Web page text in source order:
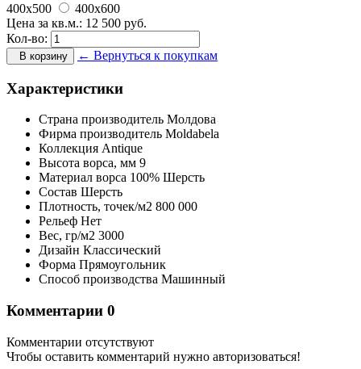
400x500
400x600
Цена за кв.м.: 12 500 руб.
Кол-во:
В корзину ← Вернуться к покупкам
Характеристики
Страна производитель Молдова
Фирма производитель Moldabela
Коллекция Antique
Высота ворса, мм 9
Материал ворса 100% Шерсть
Состав Шерсть
Плотность, точек/м2 800 000
Рельеф Нет
Вес, гр/м2 3000
Дизайн Классический
Форма Прямоугольник
Способ производства Машинный
Комментарии 0
Комментарии отсутствуют
Чтобы оставить комментарий нужно авторизоваться!